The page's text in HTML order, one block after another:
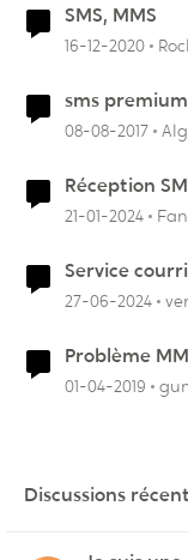
SMS, MMS
16-12-2020
sms premium
08-08-2017
Réception
21-01-2024
Service
27-06-2024
Problème
01-04-2019
Discussions